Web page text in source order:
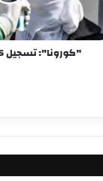
"كورونا": تسجيل 46 إصابة جديدة